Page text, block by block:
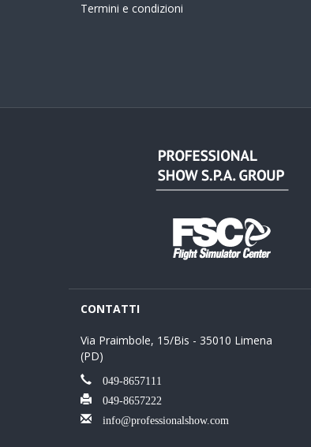
Termini e condizioni
CONTATTI
Via Praimbole, 15/Bis - 35010 Limena
(PD)
049-8657111
049-8657222
info@professionalshow.com